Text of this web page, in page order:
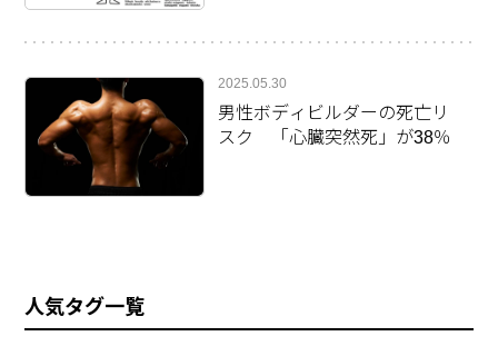
2025.05.30
男性ボディビルダーの死亡リ
スク 「心臓突然死」が38％
人気タグ一覧